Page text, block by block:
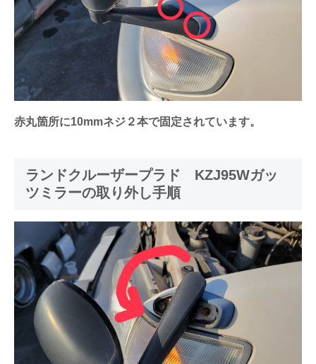
赤丸箇所に10mmネジ２本で固定されています。
ランドクルーザープラド KZJ95Wガッ
ツミラーの取り外し手順